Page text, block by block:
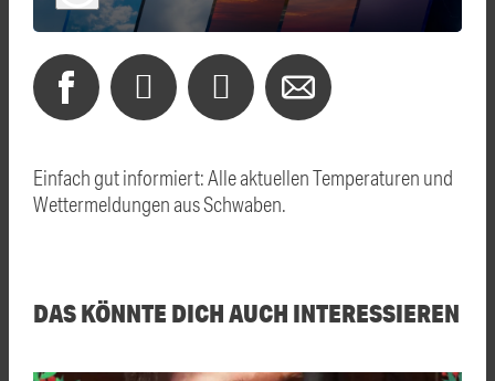
Einfach gut informiert: Alle aktuellen Temperaturen und
Wettermeldungen aus Schwaben.
DAS KÖNNTE DICH AUCH INTERESSIEREN